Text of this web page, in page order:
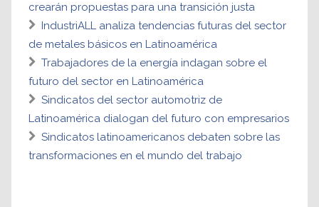
crearán propuestas para una transición justa
IndustriALL analiza tendencias futuras del sector
de metales básicos en Latinoamérica
Trabajadores de la energía indagan sobre el
futuro del sector en Latinoamérica
Sindicatos del sector automotriz de
Latinoamérica dialogan del futuro con empresarios
Sindicatos latinoamericanos debaten sobre las
transformaciones en el mundo del trabajo